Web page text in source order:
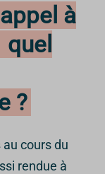
à
quel
?
cours du
rendue à